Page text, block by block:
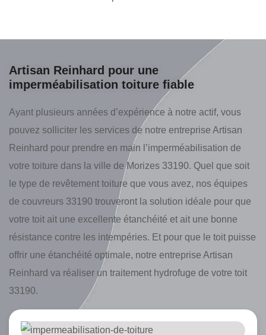
Artisan Reinhard pour une
imperméabilisation toiture fiable
Ayant plusieurs années d’expérience à notre actif, vous
pouvez solliciter les services de notre entreprise Artisan
Reinhard pour prendre en main l’imperméabilisation de
votre toiture dans la ville de Morizes 33190. Quel que soit
le type de revêtement toiture que vous avez, nos équipes
de couvreurs 33190 trouveront la solution idéale pour que
votre toit ait une excellente étanchéité et ait une bonne
résistance contre les intempéries. Et pour que le toit puisse
offrir une étanchéité optimale, notre entreprise Artisan
Reinhard va réaliser un traitement hydrofuge de votre toit
33190.